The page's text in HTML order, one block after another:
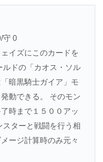
守 0
イズにこのカードを
ドの「カオス・ソル
暗黒騎士ガイア」モ
動できる。 そのモン
時まで１５００アッ
ターと戦闘を行う相
ージ計算時のみ元々